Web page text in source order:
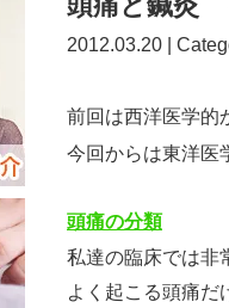
2012.03.20 |
前回は西洋医学的
今回からは東洋医
頭痛の分類
私達の臨床では非
よく起こる頭痛だ